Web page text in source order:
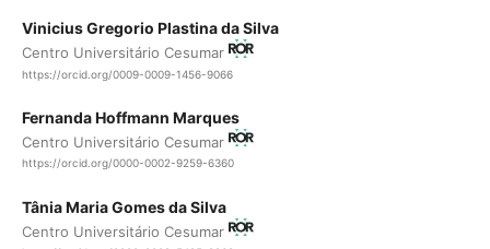
Vinicius Gregorio Plastina da Silva
Centro Universitário Cesumar
https://orcid.org/0009-0009-1456-9066
Fernanda Hoffmann Marques
Centro Universitário Cesumar
https://orcid.org/0000-0002-9259-6360
Tânia Maria Gomes da Silva
Centro Universitário Cesumar